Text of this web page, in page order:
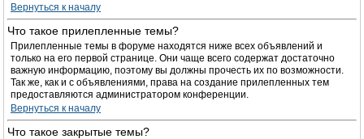
Вернуться к началу
Что такое прилепленные темы?
Прилепленные темы в форуме находятся ниже всех объявлений и
только на его первой странице. Они чаще всего содержат достаточно
важную информацию, поэтому вы должны прочесть их по возможности.
Так же, как и с объявлениями, права на создание прилепленных тем
предоставляются администратором конференции.
Вернуться к началу
Что такое закрытые темы?